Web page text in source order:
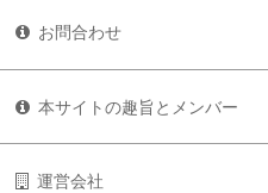
お問合わせ
本サイトの趣旨とメンバー
運営会社